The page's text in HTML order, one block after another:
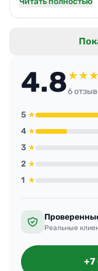
4.8★★★
6
5 ★
4 ★
3 ★
2 ★
1 ★
Реальные